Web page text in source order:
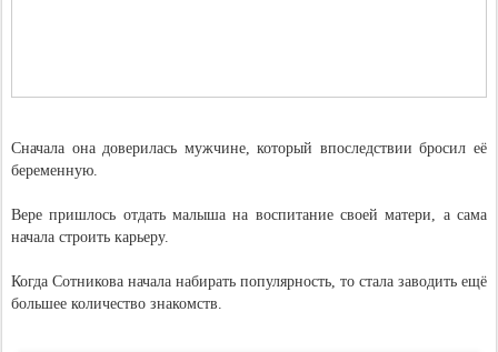
Сначала она доверилась мужчине, который впоследствии бросил её
беременную.
Вере пришлось отдать малыша на воспитание своей матери, а сама
начала строить карьеру.
Когда Сотникова начала набирать популярность, то стала заводить ещё
большее количество знакомств.